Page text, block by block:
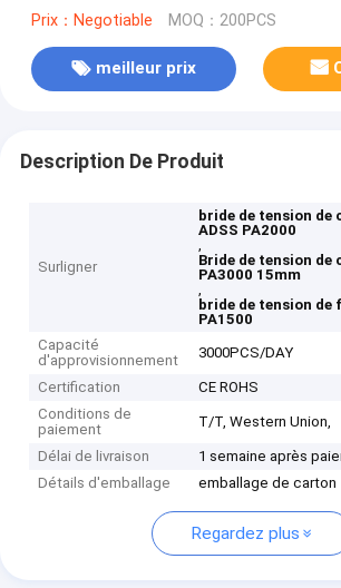
Prix：Negotiable MOQ：200PCS
meilleur prix
Description De Produit
Surligner
bride de tension de
ADSS PA2000
,
Bride de tension de
PA3000 15mm
,
bride de tension de
PA1500
Capacité
d'approvisionnement
3000PCS/DAY
Certification
CE ROHS
Conditions de
paiement
T/T, Western Union,
Délai de livraison
1 semaine après
Détails d'emballage
emballage de carton
Regardez plus